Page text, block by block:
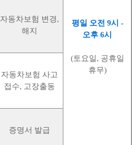
평일 오전 9시 -
오후 6시
(토요일, 공휴일
휴무)
자동차보험 변경,
해지
자동차보험 사고
접수, 고장출동
증명서 발급